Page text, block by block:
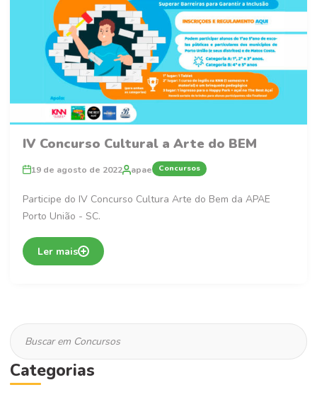
IV Concurso Cultural a Arte do BEM
19 de agosto de 2022 apae Concursos
Participe do IV Concurso Cultura Arte do Bem da APAE
Porto União - SC.
Ler mais
Categorias